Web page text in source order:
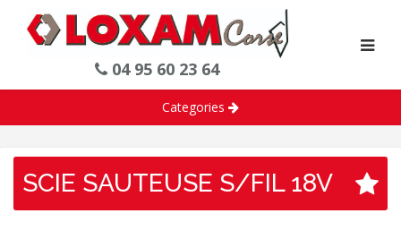
04 95 60 23 64
Categories
SCIE SAUTEUSE S/FIL 18V